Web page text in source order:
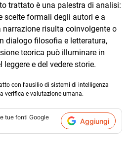
trattato è una palestra di analisi:
scelte formali degli autori e a
narrazione risulta coinvolgente o
dialogo filosofia e letteratura,
teorica può illuminare in
e del vedere storie.
con l’ausilio di sistemi di intelligenza
verifica e valutazione umana.
tue fonti Google
Aggiungi